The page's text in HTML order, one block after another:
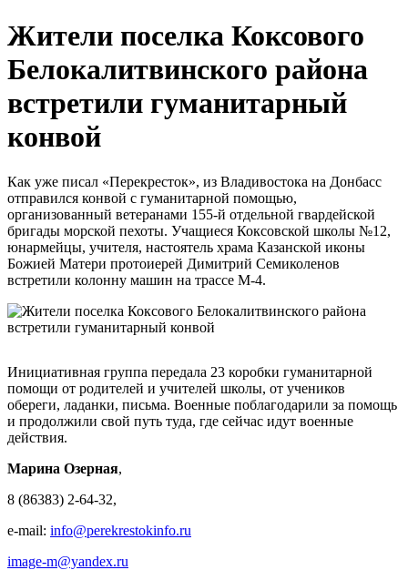
Жители поселка Коксового
Белокалитвинского района
встретили гуманитарный
конвой
Как уже писал «Перекресток», из Владивостока на Донбасс
отправился конвой с гуманитарной помощью,
организованный ветеранами 155-й отдельной гвардейской
бригады морской пехоты. Учащиеся Коксовской школы №12,
юнармейцы, учителя, настоятель храма Казанской иконы
Божией Матери протоиерей Димитрий Семиколенов
встретили колонну машин на трассе М-4.
Инициативная группа передала 23 коробки гуманитарной
помощи от родителей и учителей школы, от учеников
обереги, ладанки, письма. Военные поблагодарили за помощь
и продолжили свой путь туда, где сейчас идут военные
действия.
Марина Озерная,
8 (86383) 2-64-32,
e-mail: info@perekrestokinfo.ru
image-m@yandex.ru